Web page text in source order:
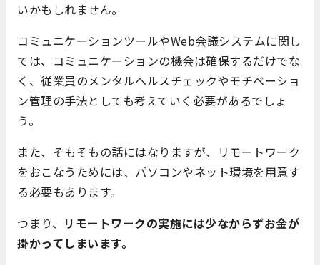
いかもしれません。
コミュニケーションツールやWeb会議システムに関し
ては、コミュニケーションの機会は確保するだけでな
く、従業員のメンタルヘルスチェックやモチベーショ
ン管理の手法としても考えていく必要があるでしょ
う。
また、そもそもの話にはなりますが、リモートワーク
をおこなうためには、パソコンやネット環境を用意す
る必要もあります。
つまり、 リモートワークの実施には少なからずお金が
掛かってしまいます。